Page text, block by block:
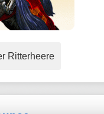
Ritterheere